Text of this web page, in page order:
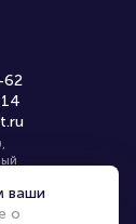
62
,
ваши
о